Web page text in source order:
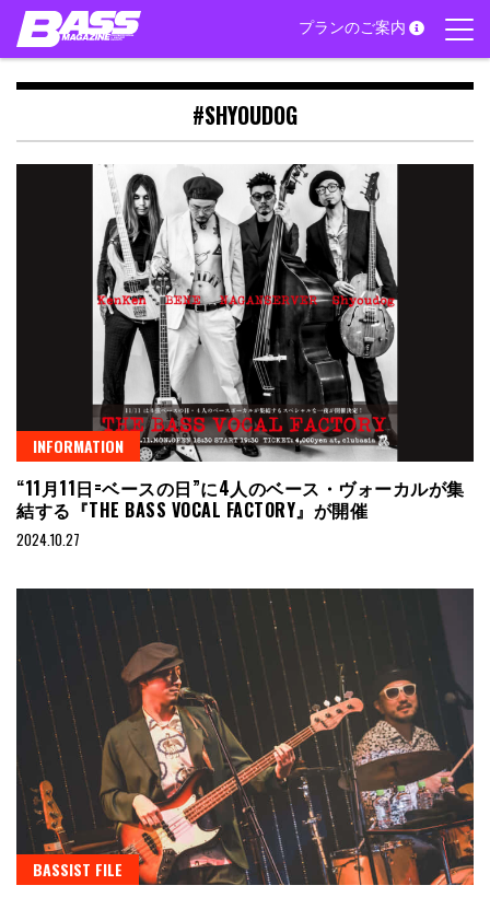
Skip
content
プランのご案内
#SHYOUDOG
INFORMATION
“11月11日=ベースの日”に4人のベース・ヴォーカルが集
結する『THE BASS VOCAL FACTORY』が開催
2024.10.27
BASSIST FILE